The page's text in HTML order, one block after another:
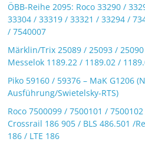
ÖBB-Reihe 2095: Roco 33290 /
33304 / 33319 / 33321 / 33294 /
/ 7540007
Märklin/Trix 25089 / 25093 /
Messelok 1189.22 / 1189.02 /
Piko 59160 / 59376 – MaK G1206
Ausführung/Swietelsky-RTS)
Roco 7500099 / 7500101 /
Crossrail 186 905 / BLS 486.501 /
186 / LTE 186